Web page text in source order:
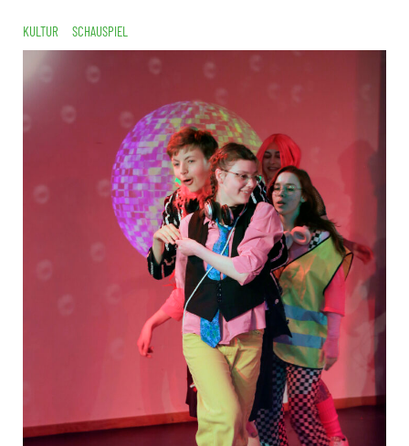
KULTUR SCHAUSPIEL